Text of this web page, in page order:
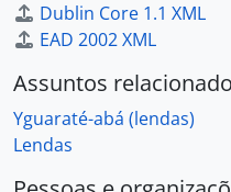
Dublin Core 1.1 XML
EAD 2002 XML
Assuntos
Yguaraté-abá (lendas)
Lendas